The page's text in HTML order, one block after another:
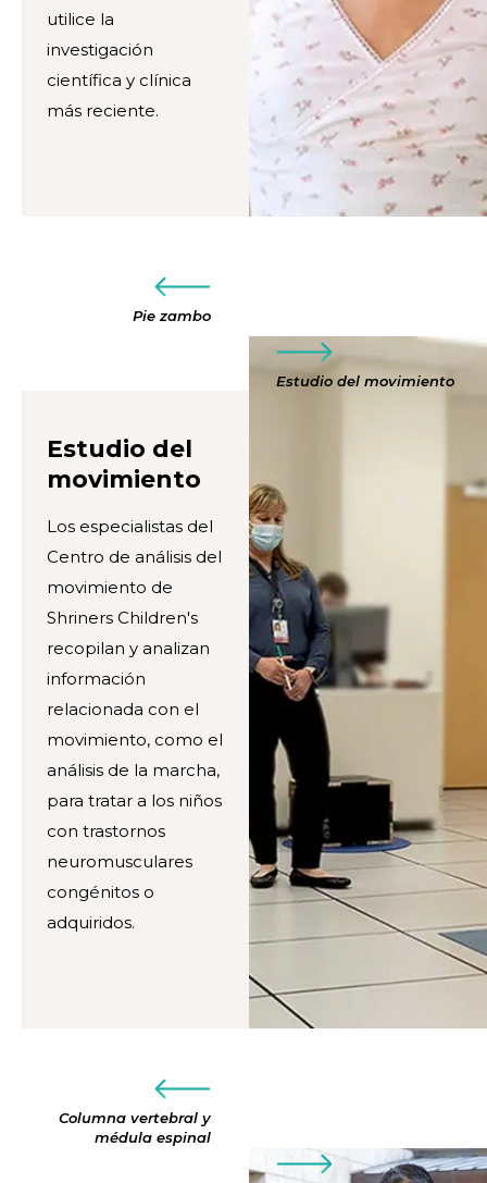
utilice la
investigación
científica y clínica
más reciente.
Pie zambo
Estudio del movimiento
Estudio del
movimiento
Los especialistas del
Centro de análisis del
movimiento de
Shriners Children's
recopilan y analizan
información
relacionada con el
movimiento, como el
análisis de la marcha,
para tratar a los niños
con trastornos
neuromusculares
congénitos o
adquiridos.
Columna vertebral y
médula espinal